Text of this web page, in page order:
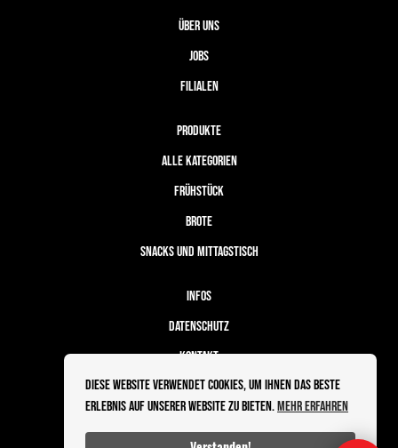
Diese Website verwendet Cookies, um Ihnen das beste
Erlebnis auf unserer Website zu bieten.Mehr erfahren
ÜBER UNS
JOBS
FILIALEN
PRODUKTE
ALLE KATEGORIEN
FRÜHSTÜCK
BROTE
SNACKS UND MITTAGSTISCH
INFOS
DATENSCHUTZ
KONTAKT
BESTELLABLAUF